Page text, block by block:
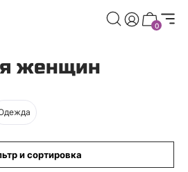
0
Strobbs для женщин
женщин
и сортировка